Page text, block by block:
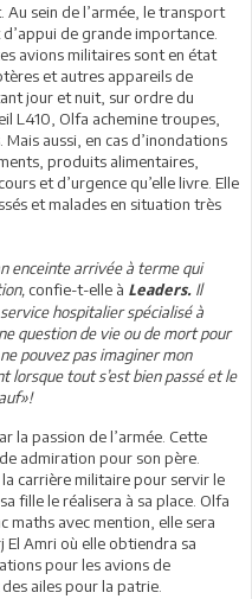
sein de l’armée, le transport
de grande importance.
avions militaires sont en état
et autres appareils de
jour et nuit, sur ordre du
L410, Olfa achemine troupes,
aussi, en cas d’inondations
produits alimentaires,
et d’urgence qu’elle livre. Elle
et malades en situation très
enceinte arrivée à terme qui
confie-t-elle à Leaders. Il
hospitalier spécialisé à
question de vie ou de mort pour
pouvez pas imaginer mon
lorsque tout s’est bien passé et le
la passion de l’armée. Cette
admiration pour son père.
carrière militaire pour servir le
fille le réalisera à sa place. Olfa
maths avec mention, elle sera
El Amri où elle obtiendra sa
pour les avions de
ailes pour la patrie.